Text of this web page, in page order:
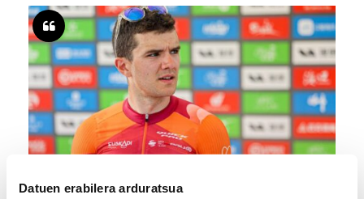
Datuen erabilera arduratsua